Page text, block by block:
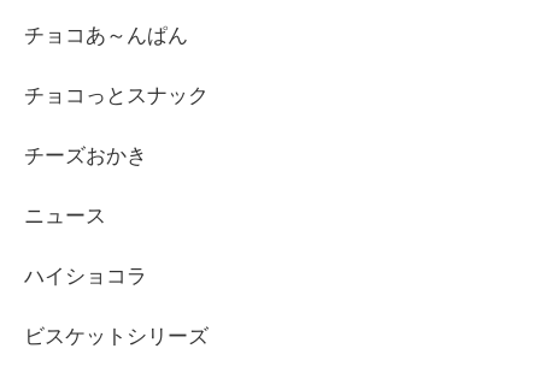
チョコあ～んぱん
チョコっとスナック
チーズおかき
ニュース
ハイショコラ
ビスケットシリーズ